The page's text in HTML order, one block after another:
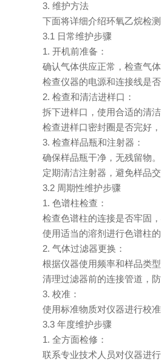
3. 维护方法
下面将详细介绍环氧乙烷检测
3.1 日常维护步骤
1. 开机前准备：
确认气体供应正常，检查气体
检查仪器的电源和连接线是否
2. 检查和清洁进样口：
拆下进样口，使用合适的清洁
检查进样口密封圈是否完好，
3. 检查样品瓶和注射器：
确保样品瓶干净，无残留物。
定期清洁注射器，避免样品交
3.2 周期性维护步骤
1. 色谱柱检查：
检查色谱柱的连接是否牢固，
使用适当的溶剂进行色谱柱的
2. 气体过滤器更换：
根据仪器使用频率和样品类型
清理过滤器前的连接管道，防
3. 校准：
使用标准物质对仪器进行校准
3.3 年度维护步骤
1. 全方面检修：
联系专业技术人员对仪器进行